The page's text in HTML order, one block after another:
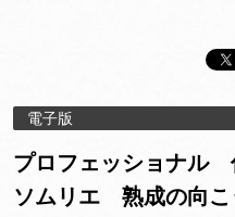
電子版
プロフェッショナ
ソムリエ 熟成の向こ